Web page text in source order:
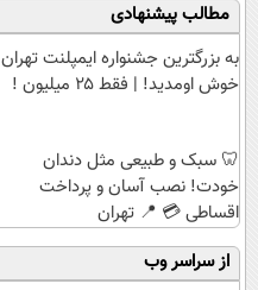
مطالب پیشنهادی
به بزرگترین جشنواره ایمپلنت تهران
خوش اومدید! | فقط ۲۵ میلیون !
🦷 سبک و طبیعی مثل دندان
خودت! نصب آسان و پرداخت
اقساطی 💳 📍 تهران
از سراسر وب